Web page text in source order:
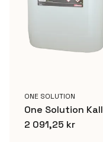
ONE SOLUTION
2 091,25 kr